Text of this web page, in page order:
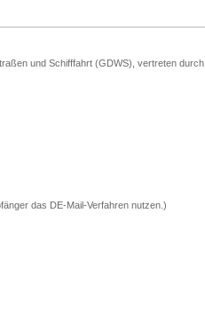
und Schifffahrt (GDWS), vertreten durch
das DE-Mail-Verfahren nutzen.)